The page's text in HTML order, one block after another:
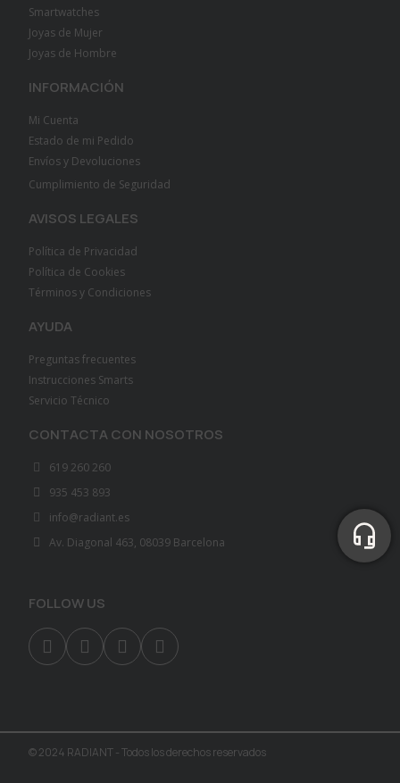
Smartwatches
Joyas de Mujer
Joyas de Hombre
INFORMACIÓN
Mi Cuenta
Estado de mi Pedido
Envíos y Devoluciones
Cumplimiento de Seguridad
AVISOS LEGALES
Política de Privacidad
Política de Cookies
Términos y Condiciones
AYUDA
Preguntas frecuentes
Instrucciones Smarts
Servicio Técnico
CONTACTA CON NOSOTROS
619 260 260
935 453 893
info@radiant.es
Av. Diagonal 463, 08039 Barcelona
FOLLOW US
© 2024 RADIANT - Todos los derechos reservados